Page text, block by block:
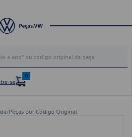
se
0
/Peças por Código Original